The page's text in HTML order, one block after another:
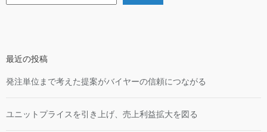
最近の投稿
発注単位まで考えた提案がバイヤーの信頼につながる
ユニットプライスを引き上げ、売上利益拡大を図る